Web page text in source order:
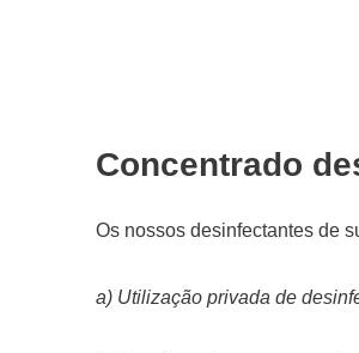
Concentrado
Os nossos desinfectantes de
a) Utilização privada de